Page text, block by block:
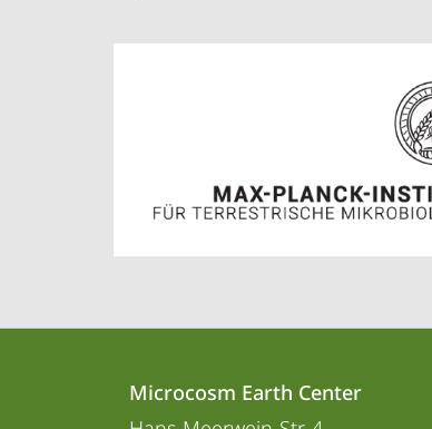
Contact
details
Microcosm Earth Center